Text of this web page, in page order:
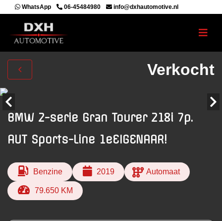
WhatsApp 06-45484980 info@dxhautomotive.nl
Verkocht
BMW 2-serie Gran Tourer 218i 7p.
AUT Sports-Line 1eEIGENAAR!
Benzine 2019 Automaat
79.650 KM